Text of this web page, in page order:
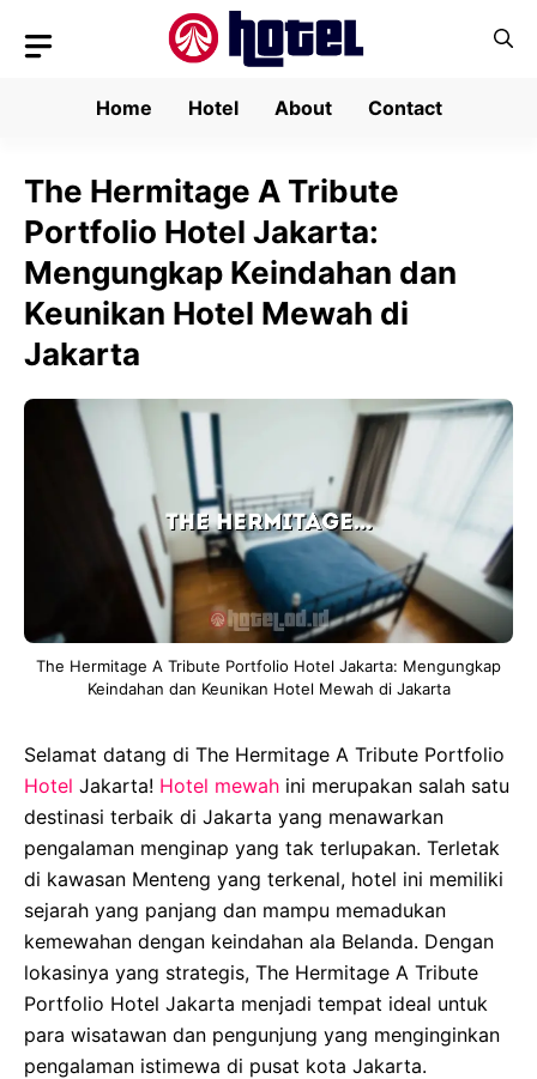
Home
Hotel About Contact
The Hermitage A Tribute
Portfolio Hotel Jakarta:
Mengungkap Keindahan dan
Keunikan Hotel Mewah di
Jakarta
The Hermitage A Tribute Portfolio Hotel Jakarta: Mengungkap
Keindahan dan Keunikan Hotel Mewah di Jakarta
Selamat datang di The Hermitage A Tribute Portfolio
Hotel Jakarta! Hotel mewah ini merupakan salah satu
destinasi terbaik di Jakarta yang menawarkan
pengalaman menginap yang tak terlupakan. Terletak
di kawasan Menteng yang terkenal, hotel ini memiliki
sejarah yang panjang dan mampu memadukan
kemewahan dengan keindahan ala Belanda. Dengan
lokasinya yang strategis, The Hermitage A Tribute
Portfolio Hotel Jakarta menjadi tempat ideal untuk
para wisatawan dan pengunjung yang menginginkan
pengalaman istimewa di pusat kota Jakarta.